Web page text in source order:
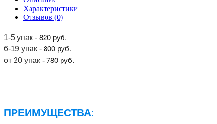
Характеристики
Отзывов (0)
1-5 упак - 820 руб.
6-19 упак - 800 руб.
от 20 упак - 780 руб.
ПРЕИМУЩЕСТВА: